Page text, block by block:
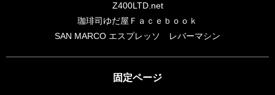
Z400LTD.net
珈琲司ゆだ屋Ｆａｃｅｂｏｏｋ
SAN MARCO エスプレッソ レバーマシン
固定ページ